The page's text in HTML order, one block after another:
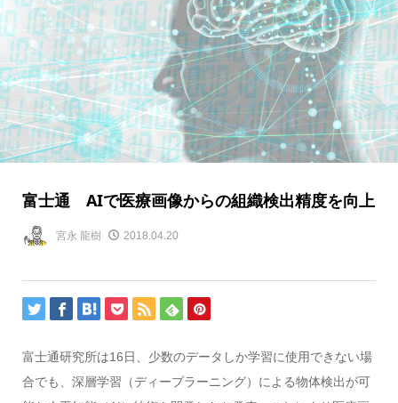
富士通 AIで医療画像からの組織検出精度を向上
宮永 龍樹 2018.04.20
富士通研究所は16日、少数のデータしか学習に使用できない場
合でも、深層学習（ディープラーニング）による物体検出が可